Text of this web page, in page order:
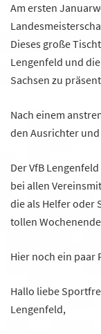
Am ersten
Dieses große
Lengenfeld und
Sachsen zu
Nach einem
den Ausrichter
Der VfB
bei allen
die als Helfer oder
tollen
Hier noch ein paar
Hallo liebe
Lengenfeld,